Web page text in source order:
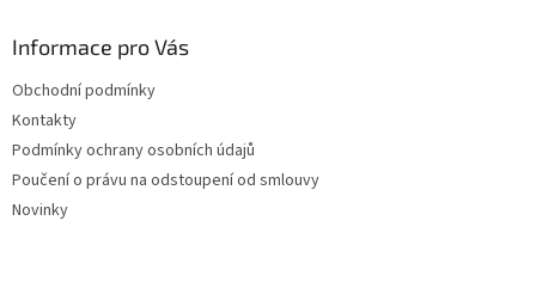
Informace pro Vás
Obchodní podmínky
Kontakty
Podmínky ochrany osobních údajů
Poučení o právu na odstoupení od smlouvy
Novinky